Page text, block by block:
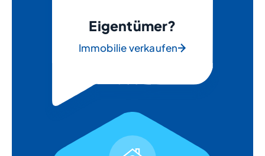
Eigentümer?
Immobilie verkaufen